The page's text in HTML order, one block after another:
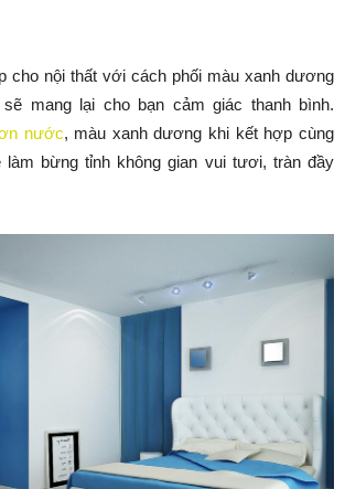
cho nội thất với cách phối màu xanh dương
mang lại cho bạn cảm giác thanh bình.
nước, màu xanh dương khi kết hợp cùng
làm bừng tỉnh không gian vui tươi, tràn đầy